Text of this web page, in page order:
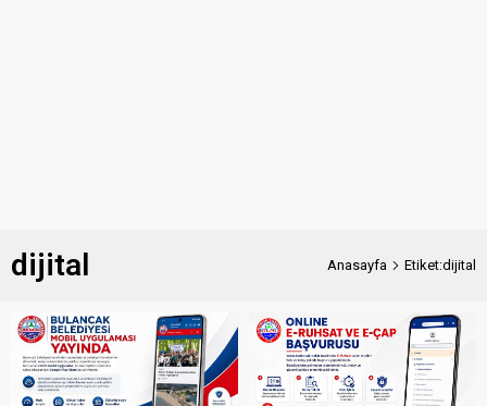
dijital Anasayfa Etiket:dijital